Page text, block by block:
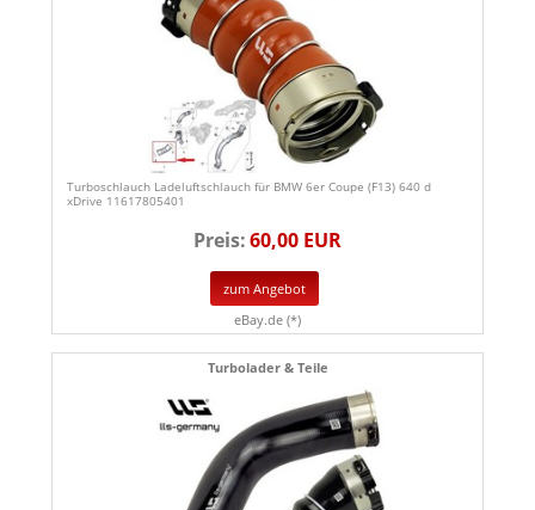
Turboschlauch Ladeluftschlauch für BMW 6er Coupe (F13) 640 d
xDrive 11617805401
Preis:60,00 EUR
zum Angebot
eBay.de (*)
Turbolader & Teile